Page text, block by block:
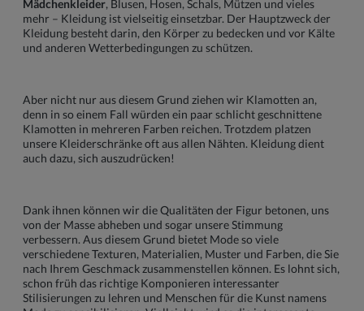
Mädchenkleider, Blusen, Hosen, Schals, Mützen und vieles
mehr – Kleidung ist vielseitig einsetzbar. Der Hauptzweck der
Kleidung besteht darin, den Körper zu bedecken und vor Kälte
und anderen Wetterbedingungen zu schützen.
Aber nicht nur aus diesem Grund ziehen wir Klamotten an,
denn in so einem Fall würden ein paar schlicht geschnittene
Klamotten in mehreren Farben reichen. Trotzdem platzen
unsere Kleiderschränke oft aus allen Nähten. Kleidung dient
auch dazu, sich auszudrücken!
Dank ihnen können wir die Qualitäten der Figur betonen, uns
von der Masse abheben und sogar unsere Stimmung
verbessern. Aus diesem Grund bietet Mode so viele
verschiedene Texturen, Materialien, Muster und Farben, die Sie
nach Ihrem Geschmack zusammenstellen können. Es lohnt sich,
schon früh das richtige Komponieren interessanter
Stilisierungen zu lehren und Menschen für die Kunst namens